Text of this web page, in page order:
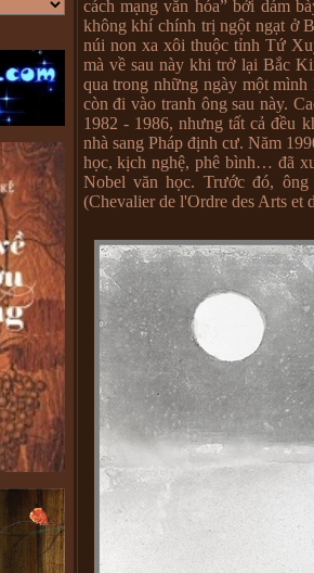
cách mạng văn hóa” bởi dám
không khí chính trị ngột ngạt ở
núi non xa xôi thuộc tỉnh Tứ
mà về sau này khi trở lại Bắc
qua trong những ngày một
còn đi vào tranh ông sau này.
1982 - 1986, nhưng tất cả đều
nhà sang Pháp định cư. Năm
học, kịch nghệ, phê bình… đã
Nobel văn học. Trước đó,
(Chevalier de l'Ordre des Arts et